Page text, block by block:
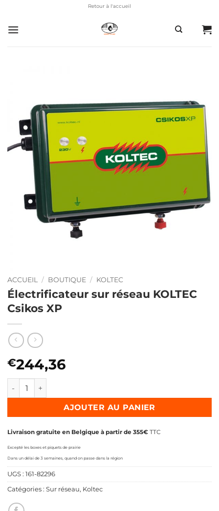
contenu
Retour à l'accueil
ACCUEIL / BOUTIQUE / KOLTEC
Électrificateur sur réseau KOLTEC
Csikos XP
€244,36
quantité de Électrificateur sur réseau KOLTEC Csikos XP
AJOUTER AU PANIER
Livraison gratuite en Belgique à partir de 355€ TTC
Excepté les boxes et piquets de prairie
Dans un délai de 3 semaines, quand on passe dans la région
UGS : 161-82296
Catégories : Sur réseau, Koltec